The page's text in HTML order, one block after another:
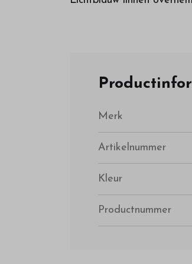
Merk
Artikelnummer
Kleur
Productnummer